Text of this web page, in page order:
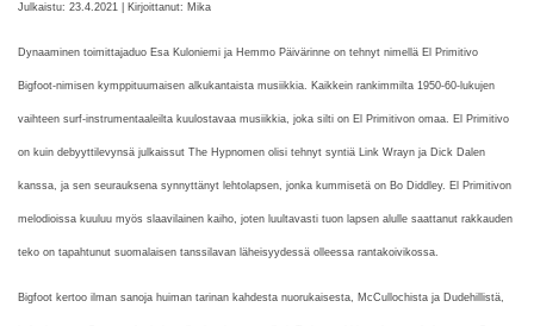
Julkaistu: 23.4.2021 | Kirjoittanut: Mika
Dynaaminen toimittajaduo Esa Kuloniemi ja Hemmo Päivärinne on tehnyt nimellä El Primitivo
Bigfoot-nimisen kymppituumaisen alkukantaista musiikkia. Kaikkein rankimmilta 1950-60-lukujen
vaihteen surf-instrumentaaleilta kuulostavaa musiikkia, joka silti on El Primitivon omaa. El Primitivo
on kuin debyyttilevynsä julkaissut The Hypnomen olisi tehnyt syntiä Link Wrayn ja Dick Dalen
kanssa, ja sen seurauksena synnyttänyt lehtolapsen, jonka kummisetä on Bo Diddley. El Primitivon
melodioissa kuuluu myös slaavilainen kaiho, joten luultavasti tuon lapsen alulle saattanut rakkauden
teko on tapahtunut suomalaisen tanssilavan läheisyydessä olleessa rantakoivikossa.
Bigfoot kertoo ilman sanoja huiman tarinan kahdesta nuorukaisesta, McCullochista ja Dudehillistä,